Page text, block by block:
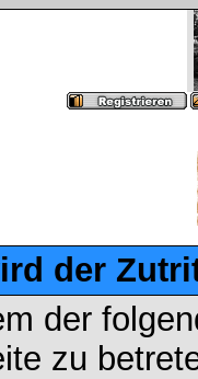
der
der
zu